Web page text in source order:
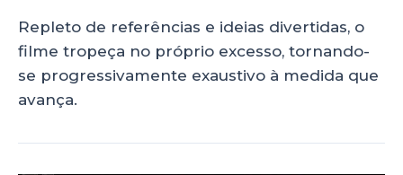
Repleto de referências e ideias divertidas, o
filme tropeça no próprio excesso, tornando-
se progressivamente exaustivo à medida que
avança.